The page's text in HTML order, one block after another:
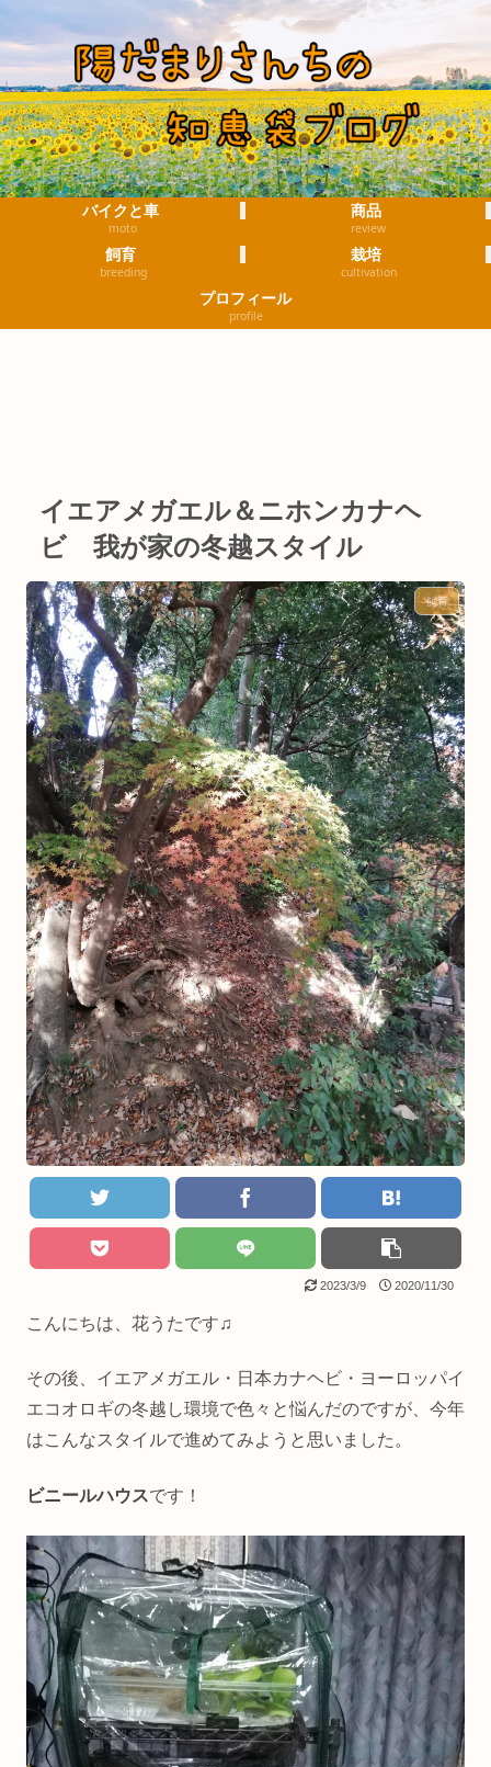
バイクと車
moto
商品
review
飼育
breeding
栽培
cultivation
プロフィール
profile
イエアメガエル＆ニホンカナヘ
ビ 我が家の冬越スタイル
飼育
2023/3/9 2020/11/30
こんにちは、花うたです♫
その後、イエアメガエル・日本カナヘビ・ヨーロッパイ
エコオロギの冬越し環境で色々と悩んだのですが、今年
はこんなスタイルで進めてみようと思いました。
ビニールハウスです！